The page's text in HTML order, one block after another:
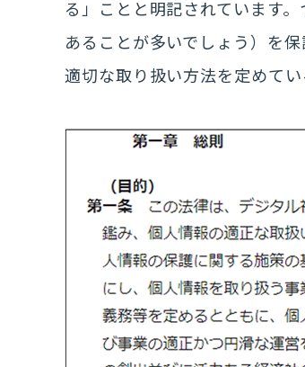
る」ことと明記されています
あることが多いでしょう）を
適切な取り扱い方法を定めてい